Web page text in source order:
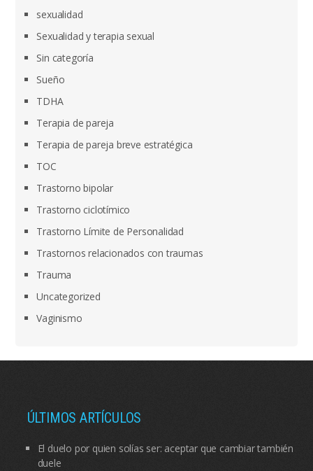
sexualidad
Sexualidad y terapia sexual
Sin categoría
Sueño
TDHA
Terapia de pareja
Terapia de pareja breve estratégica
TOC
Trastorno bipolar
Trastorno ciclotímico
Trastorno Límite de Personalidad
Trastornos relacionados con traumas
Trauma
Uncategorized
Vaginismo
ÚLTIMOS ARTÍCULOS
El duelo por quien solías ser: aceptar que cambiar también
duele